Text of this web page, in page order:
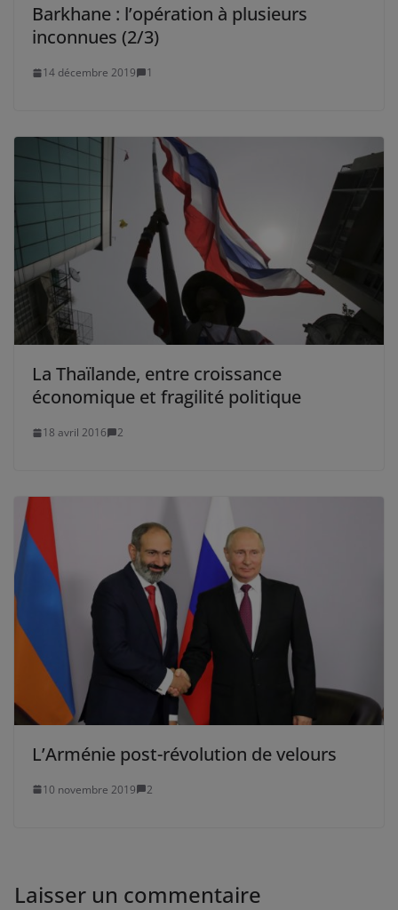
Barkhane : l’opération à plusieurs
inconnues (2/3)
14 décembre 2019 1
La Thaïlande, entre croissance
économique et fragilité politique
18 avril 2016 2
L’Arménie post-révolution de velours
10 novembre 2019 2
Laisser un commentaire